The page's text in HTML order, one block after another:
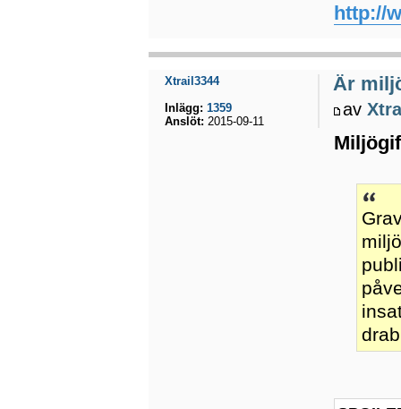
http://
Är
av
Xtrail3344
Inlägg: 1359
Anslöt: 2015-09-11